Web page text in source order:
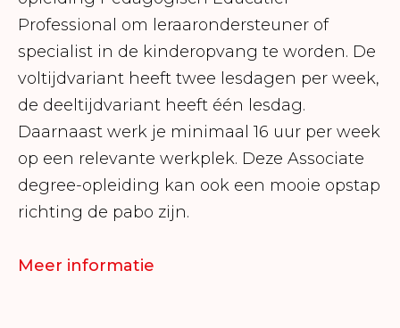
Professional om leraarondersteuner of
specialist in de kinderopvang te worden. De
voltijdvariant heeft twee lesdagen per week,
de deeltijdvariant heeft één lesdag.
Daarnaast werk je minimaal 16 uur per week
op een relevante werkplek. Deze Associate
degree-opleiding kan ook een mooie opstap
richting de pabo zijn.
Meer informatie